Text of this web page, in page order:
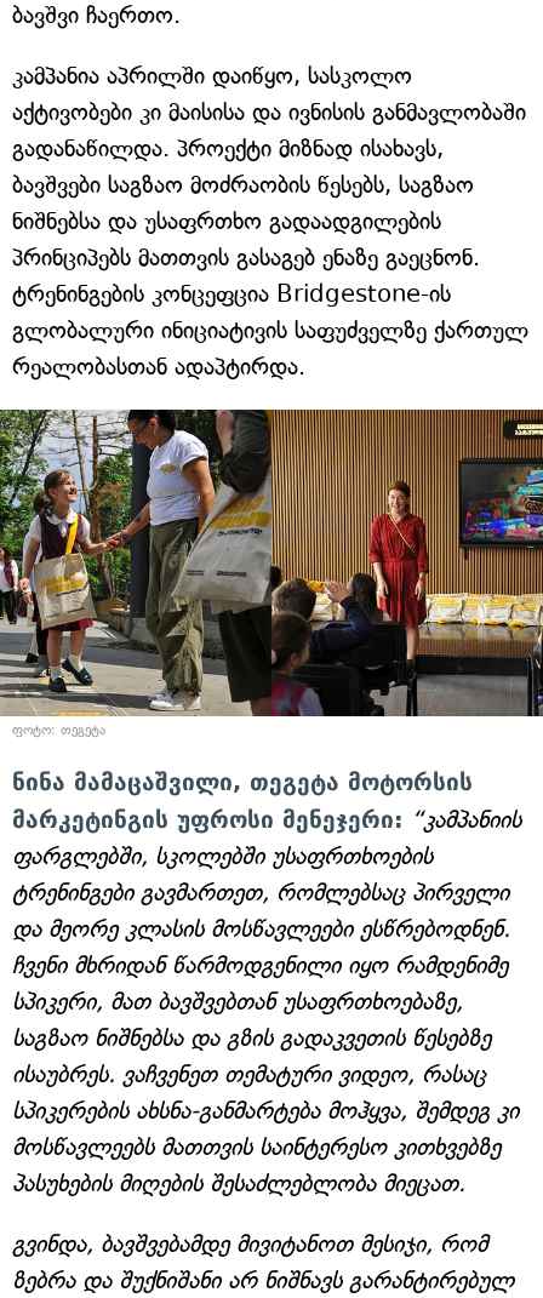
ბავშვი ჩაერთო.
კამპანია აპრილში დაიწყო, სასკოლო
აქტივობები კი მაისისა და ივნისის განმავლობაში
გადანაწილდა. პროექტი მიზნად ისახავს,
ბავშვები საგზაო მოძრაობის წესებს, საგზაო
ნიშნებსა და უსაფრთხო გადაადგილების
პრინციპებს მათთვის გასაგებ ენაზე გაეცნონ.
ტრენინგების კონცეფცია Bridgestone-ის
გლობალური ინიციატივის საფუძველზე ქართულ
რეალობასთან ადაპტირდა.
ფოტო: თეგეტა
ნინა მამაცაშვილი, თეგეტა მოტორსის
მარკეტინგის უფროსი მენეჯერი: “კამპანიის
ფარგლებში, სკოლებში უსაფრთხოების
ტრენინგები გავმართეთ, რომლებსაც პირველი
და მეორე კლასის მოსწავლეები ესწრებოდნენ.
ჩვენი მხრიდან წარმოდგენილი იყო რამდენიმე
სპიკერი, მათ ბავშვებთან უსაფრთხოებაზე,
საგზაო ნიშნებსა და გზის გადაკვეთის წესებზე
ისაუბრეს. ვაჩვენეთ თემატური ვიდეო, რასაც
სპიკერების ახსნა-განმარტება მოჰყვა, შემდეგ კი
მოსწავლეებს მათთვის საინტერესო კითხვებზე
პასუხების მიღების შესაძლებლობა მიეცათ.
გვინდა, ბავშვებამდე მივიტანოთ მესიჯი, რომ
ზებრა და შუქნიშანი არ ნიშნავს გარანტირებულ